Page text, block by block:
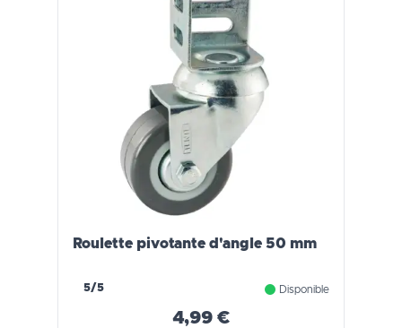
Roulette pivotante d'angle 50 mm
5/5 Disponible
4,99 €